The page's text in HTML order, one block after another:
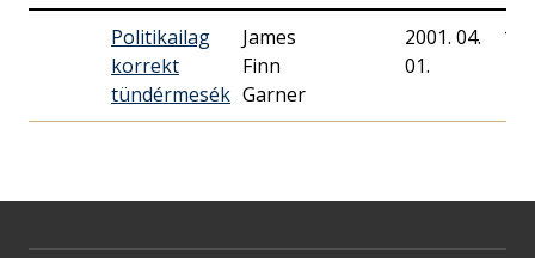
Politikailag
korrekt
tündérmesék
James
Finn
Garner
2001. 04.
01.
15